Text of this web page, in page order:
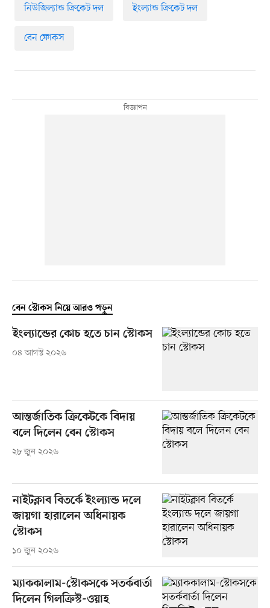
নিউজিল্যান্ড ক্রিকেট দল ইংল্যান্ড ক্রিকেট দল
বেন ফোকস
বেন স্টোকস নিয়ে আরও পড়ুন
ইংল্যান্ডের কোচ হতে চান স্টোকস
০৪ আগস্ট ২০২৬
আন্তর্জাতিক ক্রিকেটকে বিদায়
বলে দিলেন বেন স্টোকস
২৮ জুন ২০২৬
নাইটক্লাব বিতর্কে ইংল্যান্ড দলে
জায়গা হারালেন অধিনায়ক
স্টোকস
১০ জুন ২০২৬
ম্যাককালাম-স্টোকসকে সতর্কবার্তা
দিলেন গিলক্রিস্ট-ওয়াহ